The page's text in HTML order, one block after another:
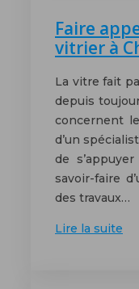
Faire
vitrier à
La vitre fait
depuis
concernent
d’un
de
savoir-faire
des travaux…
Lire la suite